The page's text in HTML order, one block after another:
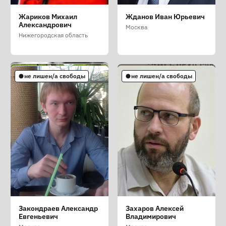
Джамалов Полат
Онерович
Елсуфьев Александр
Михайлович
Санкт-Петербург
Елфимова Юлия
Фёдоровна
лишен/а свободы
Елыманов Олег
Алексеевич
Жариков Михаил
Александрович
Нижегородская область
Жданов Иван Юрьевич
Москва
не лишен/а свободы
Жуков Евгений
Алексеевич
не лишен/а свободы
Завьялов Владимир
Валерьевич
не лишен/а свободы
Закондраев Александр
Евгеньевич
не лишен/а свободы
Захаров Алексей
Владимирович